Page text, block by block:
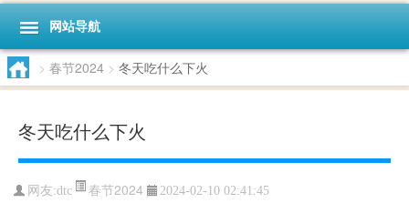
网站导航
> 春节2024 > 冬天吃什么下火
冬天吃什么下火
网友:dtc 春节2024 2024-02-10 02:41:45